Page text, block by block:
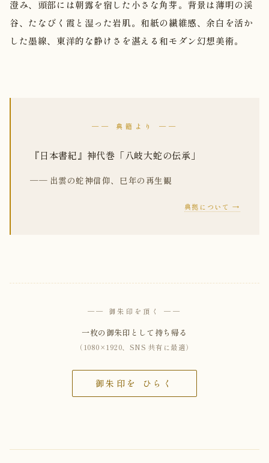
澄み、頭部には朝露を宿した小さな角芽。背景は薄明の渓
谷、たなびく霞と湿った岩肌。和紙の繊維感、余白を活か
した墨線、東洋的な静けさを湛える和モダン幻想美術。
── 典籍より ──
『日本書紀』神代巻「八岐大蛇の伝承」
── 出雲の蛇神信仰、巳年の再生観
典拠について →
── 御朱印を頂く ──
一枚の御朱印として持ち帰る
（1080×1920、SNS 共有に最適）
御朱印を ひらく